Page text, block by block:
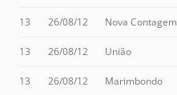
13 26/08/12 Nova Contagem
13 26/08/12 União
13 26/08/12 Marimbondo